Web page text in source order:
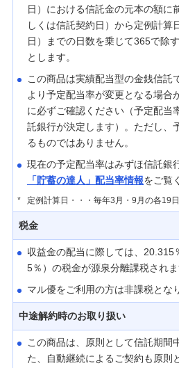
日）における信託金の元本の額に
しくは信託契約日）から定例計算
日）までの日数を乗じて365で除
とします。
この商品は実績配当型の金銭信託
より予定配当率が変更となる場合
に必ずご確認ください（予定配当
託銀行が決定します）。ただし、
るものではありません。
現在の予定配当率はみずほ信託銀
「貯蓄の達人」配当率情報をご覧
* 定例計算日・・・毎年3月・9月の各19日
税金
収益金の配当に際しては、20.315
5％）の税金が源泉分離課税されま
マル優をご利用の方は非課税とな
中途解約時のお取り扱い
この商品は、原則として信託期間
た、自動継続によるご契約も原則